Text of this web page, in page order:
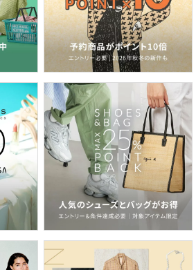
いま欲しいのは、サマーカーディガン